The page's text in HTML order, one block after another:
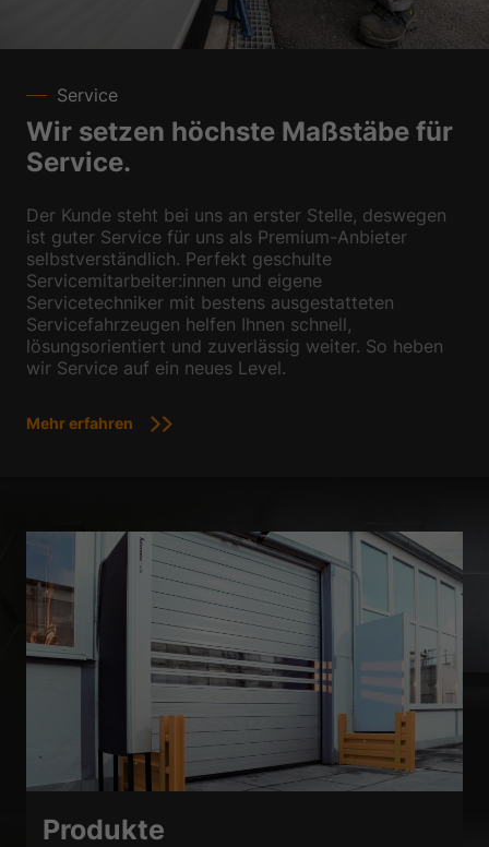
Service
Wir setzen höchste Maßstäbe für
Service.
Der Kunde steht bei uns an erster Stelle, deswegen
ist guter Service für uns als Premium-Anbieter
selbstverständlich. Perfekt geschulte
Servicemitarbeiter:innen und eigene
Servicetechniker mit bestens ausgestatteten
Servicefahrzeugen helfen Ihnen schnell,
lösungsorientiert und zuverlässig weiter. So heben
wir Service auf ein neues Level.
Mehr erfahren
Produkte